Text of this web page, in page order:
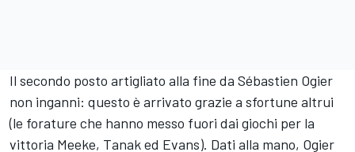
Il secondo posto artigliato alla fine da Sébastien Ogier
non inganni: questo è arrivato grazie a sfortune altrui
(le forature che hanno messo fuori dai giochi per la
vittoria Meeke, Tanak ed Evans). Dati alla mano, Ogier